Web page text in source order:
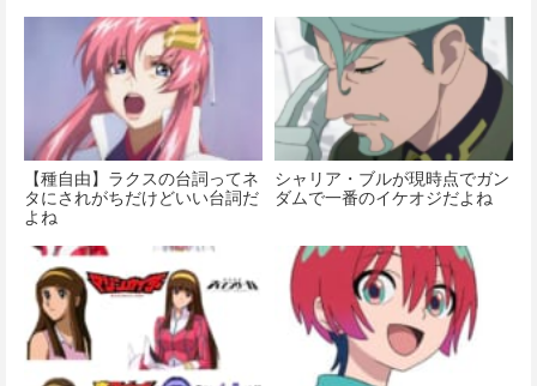
【種自由】ラクスの台詞ってネ
タにされがちだけどいい台詞だ
よね
シャリア・ブルが現時点でガン
ダムで一番のイケオジだよね